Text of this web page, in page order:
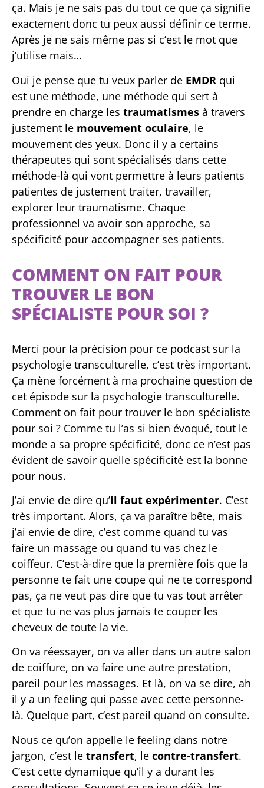
ça. Mais je ne sais pas du tout ce que ça signifie
exactement donc tu peux aussi définir ce terme.
Après je ne sais même pas si c’est le mot que
j’utilise mais…
Oui je pense que tu veux parler de EMDR qui
est une méthode, une méthode qui sert à
prendre en charge les traumatismes à travers
justement le mouvement oculaire, le
mouvement des yeux. Donc il y a certains
thérapeutes qui sont spécialisés dans cette
méthode-là qui vont permettre à leurs patients
patientes de justement traiter, travailler,
explorer leur traumatisme. Chaque
professionnel va avoir son approche, sa
spécificité pour accompagner ses patients.
COMMENT ON FAIT POUR
TROUVER LE BON
SPÉCIALISTE POUR SOI ?
Merci pour la précision pour ce podcast sur la
psychologie transculturelle, c’est très important.
Ça mène forcément à ma prochaine question de
cet épisode sur la psychologie transculturelle.
Comment on fait pour trouver le bon spécialiste
pour soi ? Comme tu l’as si bien évoqué, tout le
monde a sa propre spécificité, donc ce n’est pas
évident de savoir quelle spécificité est la bonne
pour nous.
J’ai envie de dire qu’il faut expérimenter. C’est
très important. Alors, ça va paraître bête, mais
j’ai envie de dire, c’est comme quand tu vas
faire un massage ou quand tu vas chez le
coiffeur. C’est-à-dire que la première fois que la
personne te fait une coupe qui ne te correspond
pas, ça ne veut pas dire que tu vas tout arrêter
et que tu ne vas plus jamais te couper les
cheveux de toute la vie.
On va réessayer, on va aller dans un autre salon
de coiffure, on va faire une autre prestation,
pareil pour les massages. Et là, on va se dire, ah
il y a un feeling qui passe avec cette personne-
là. Quelque part, c’est pareil quand on consulte.
Nous ce qu’on appelle le feeling dans notre
jargon, c’est le transfert, le contre-transfert.
C’est cette dynamique qu’il y a durant les